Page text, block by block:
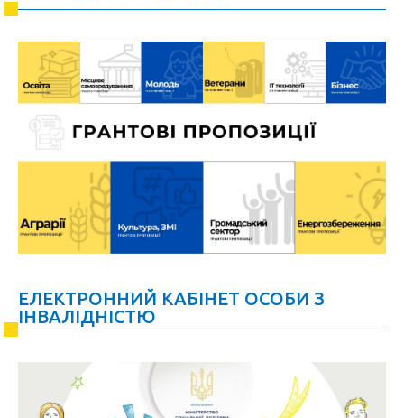
ЕЛЕКТРОННИЙ КАБІНЕТ ОСОБИ З
ІНВАЛІДНІСТЮ